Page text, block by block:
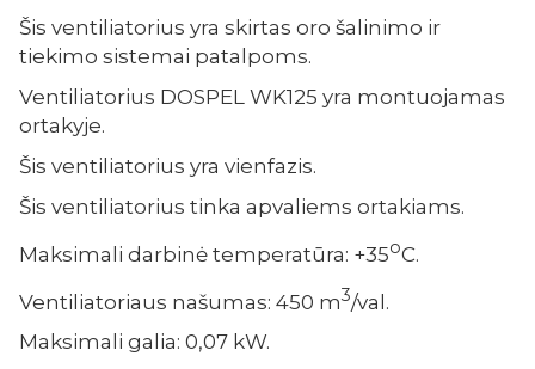
Šis ventiliatorius yra skirtas oro šalinimo ir
tiekimo sistemai patalpoms.
Ventiliatorius DOSPEL WK125 yra montuojamas
ortakyje.
Šis ventiliatorius yra vienfazis.
Šis ventiliatorius tinka apvaliems ortakiams.
Maksimali darbinė temperatūra: +35oC.
Ventiliatoriaus našumas: 450 m3/val.
Maksimali galia: 0,07 kW.